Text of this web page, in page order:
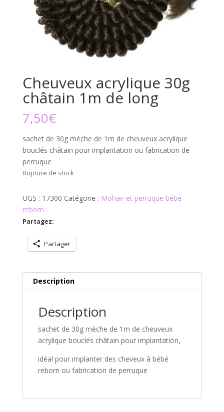
Cheuveux acrylique 30g
châtain 1m de long
7,50€
sachet de 30g mèche de 1m de cheuveux acrylique
bouclés châtain pour implantation ou fabrication de
perruque
Rupture de stock
UGS : 17300 Catégorie : Mohair et perruque bébé
reborn
Partagez:
Partager
Description
Description
sachet de 30g mèche de 1m de cheuveux
acrylique bouclés châtain pour implantation,
idéal pour implanter des cheveux à bébé
reborn ou fabrication de perruque